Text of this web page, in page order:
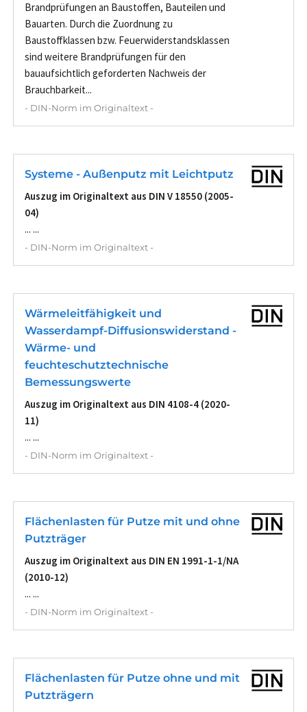
Brandprüfungen an Baustoffen, Bauteilen und
Bauarten. Durch die Zuordnung zu
Baustoffklassen bzw. Feuerwiderstandsklassen
sind weitere Brandprüfungen für den
bauaufsichtlich geforderten Nachweis der
Brauchbarkeit...
- DIN-Norm im Originaltext -
Systeme - Außenputz mit Leichtputz
Auszug im Originaltext aus DIN V 18550 (2005-
04)
... ...
- DIN-Norm im Originaltext -
Wärmeleitfähigkeit und
Wasserdampf-Diffusionswiderstand -
Wärme- und
feuchteschutztechnische
Bemessungswerte
Auszug im Originaltext aus DIN 4108-4 (2020-
11)
... ...
- DIN-Norm im Originaltext -
Flächenlasten für Putze mit und ohne
Putzträger
Auszug im Originaltext aus DIN EN 1991-1-1/NA
(2010-12)
... ...
- DIN-Norm im Originaltext -
Flächenlasten für Putze ohne und mit
Putzträgern